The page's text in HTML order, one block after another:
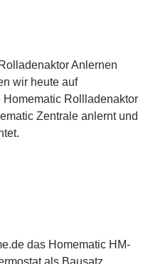
Anlernen
wir heute auf
Rollladenaktor
Zentrale anlernt und
das Homematic HM-
als Bausatz.